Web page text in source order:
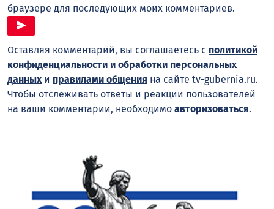
браузере для последующих моих комментариев.
Оставляя комментарий, вы соглашаетесь с политикой
конфиденциальности и обработки персональных
данныхи правилами общения на сайте tv-gubernia.ru.
Чтобы отслеживать ответы и реакции пользователей
на ваши комментарии, необходимо авторизоваться.